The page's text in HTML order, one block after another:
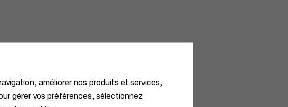
améliorer nos produits et services,
gérer vos préférences, sélectionnez